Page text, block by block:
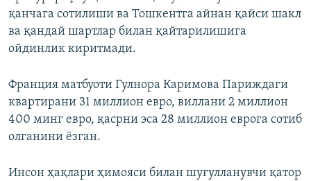
қанчага сотилиши ва Тошкентга айнан қайси шакл
ва қандай шартлар билан қайтарилишига
ойдинлик киритмади.
Франция матбуоти Гулнора Каримова Париждаги
квартирани 31 миллион евро, виллани 2 миллион
400 минг евро, қасрни эса 28 миллион еврога сотиб
олганини ëзган.
Инсон ҳақлари ҳимояси билан шуғулланувчи қатор